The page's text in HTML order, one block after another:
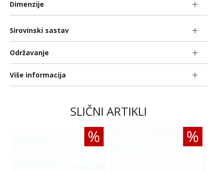
Dimenzije
Sirovinski sastav
Održavanje
Više informacija
SLIČNI ARTIKLI